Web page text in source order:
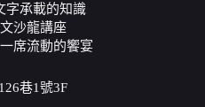
字承載的知識
沙龍講座
席流動的饗宴
巷1號3F